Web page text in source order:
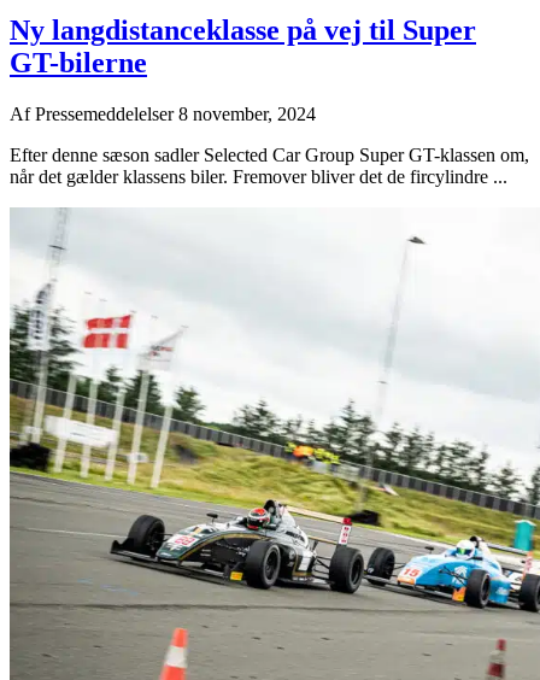
Ny langdistanceklasse på vej til Super
GT-bilerne
AfPressemeddelelser8 november, 2024
Efter denne sæson sadler Selected Car Group Super GT-klassen om,
når det gælder klassens biler. Fremover bliver det de fircylindre ...